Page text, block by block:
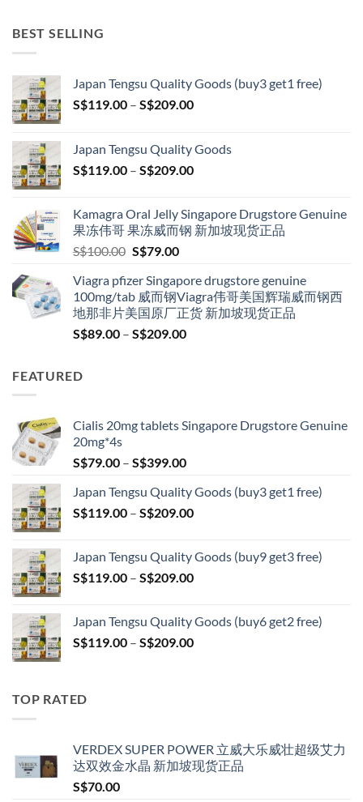
BEST SELLING
Japan Tengsu Quality Goods (buy3 get1 free)
S$119.00 – S$209.00Price
through
S$209.00
Japan Tengsu Quality Goods
S$119.00 – S$209.00Price
through
S$209.00
Kamagra Oral Jelly Singapore Drugstore Genuine
果冻伟哥 果冻威而钢 新加坡现货正品
S$100.00 Original
was:
S$100.00.
S$79.00Current
is:
S$79.00.
Viagra pfizer Singapore drugstore genuine
100mg/tab 威而钢Viagra伟哥美国辉瑞威而钢西
地那非片美国原厂正货 新加坡现货正品
S$89.00 – S$209.00Price
FEATURED
Cialis 20mg tablets Singapore Drugstore Genuine
20mg*4s
S$79.00 – S$399.00Price
S$79.00
through
Japan Tengsu Quality Goods (buy3 get1 free)
S$119.00 – S$209.00Price
through
S$209.00
Japan Tengsu Quality Goods (buy9 get3 free)
S$119.00 – S$209.00Price
through
S$209.00
Japan Tengsu Quality Goods (buy6 get2 free)
S$119.00 – S$209.00Price
TOP RATED
VERDEX SUPER POWER 立威大乐威壮超级艾力
达双效金水晶 新加坡现货正品
S$70.00